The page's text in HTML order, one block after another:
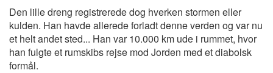
Den lille dreng registrerede dog hverken stormen eller
kulden. Han havde allerede forladt denne verden og var nu
et helt andet sted... Han var 10.000 km ude i rummet, hvor
han fulgte et rumskibs rejse mod Jorden med et diabolsk
formål.